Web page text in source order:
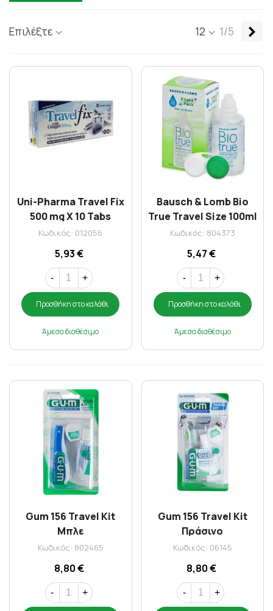
Επιλέξτε 12 1/5
Uni-Pharma Travel Fix
500 mg X 10 Tabs
Κωδικός: 012056
5,93 €
- +
Προσθήκη στο καλάθι
Άμεσα διαθέσιμο
Bausch & Lomb Bio
True Travel Size 100ml
Κωδικός: 804373
5,47 €
- +
Προσθήκη στο καλάθι
Άμεσα διαθέσιμο
Gum 156 Travel Kit
Μπλε
Κωδικός: 802465
8,80 €
- +
Gum 156 Travel Kit
Πράσινο
Κωδικός: 06145
8,80 €
- +